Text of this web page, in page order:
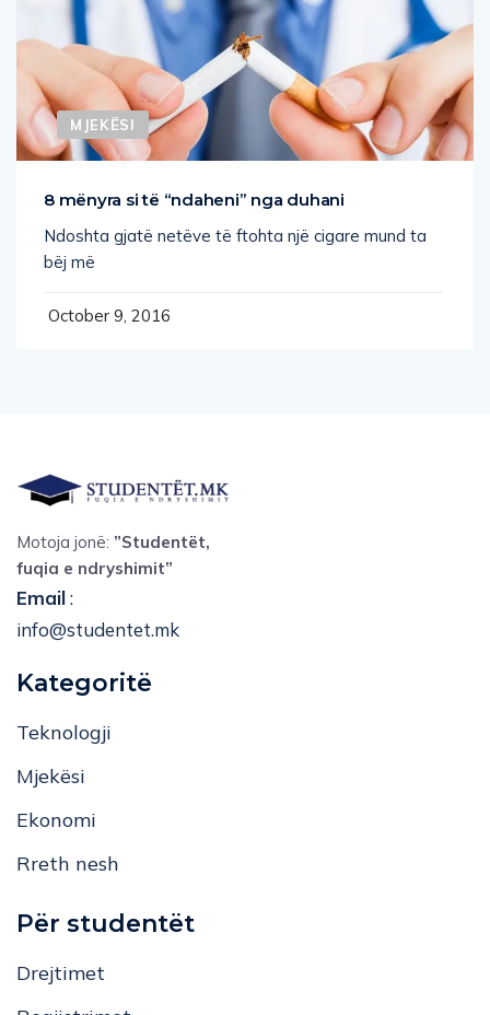
MJEKËSI
8 mënyra si të “ndaheni” nga duhani
Ndoshta gjatë netëve të ftohta një cigare mund ta
bëj më
October 9, 2016
Motoja jonë: ”Studentët,
fuqia e ndryshimit”
Email:
info@studentet.mk
Kategoritë
Teknologji
Mjekësi
Ekonomi
Rreth nesh
Për studentët
Drejtimet